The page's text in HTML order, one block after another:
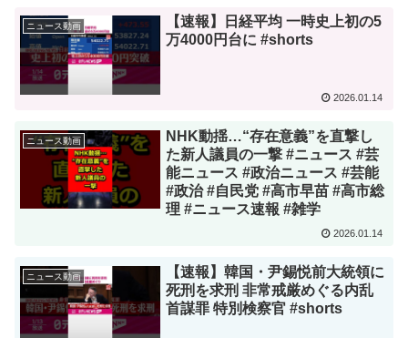
ニュース動画
【速報】日経平均 一時史上初の5
万4000円台に #shorts
2026.01.14
ニュース動画
NHK動揺…“存在意義”を直撃し
た新人議員の一撃 #ニュース #芸
能ニュース #政治ニュース #芸能
#政治 #自民党 #高市早苗 #高市総
理 #ニュース速報 #雑学
2026.01.14
ニュース動画
【速報】韓国・尹錫悦前大統領に
死刑を求刑 非常戒厳めぐる内乱
首謀罪 特別検察官 #shorts